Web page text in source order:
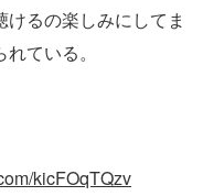
るの楽しみにしてま
ている。
kicFOqTQzv